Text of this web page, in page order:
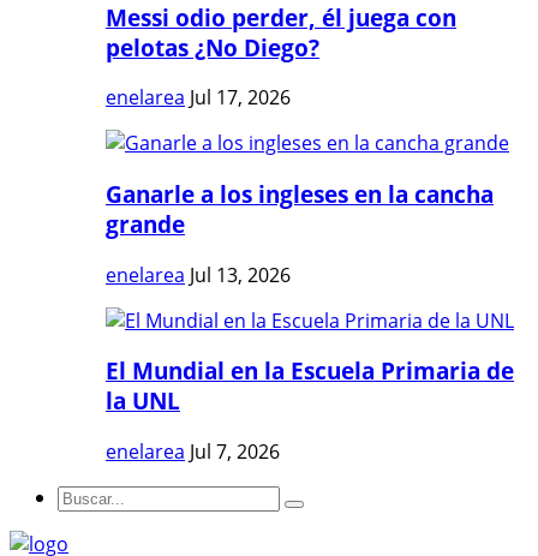
Messi odio perder, él juega con
pelotas ¿No Diego?
enelarea Jul 17, 2026
Ganarle a los ingleses en la cancha
grande
enelarea Jul 13, 2026
El Mundial en la Escuela Primaria de
la UNL
enelarea Jul 7, 2026